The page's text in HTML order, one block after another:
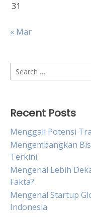
31
« Mar
Search
for:
Recent Posts
Menggali Potensi
Mengembangkan
Terkini
Mengenal Lebih
Fakta?
Mengenal Startup
Indonesia